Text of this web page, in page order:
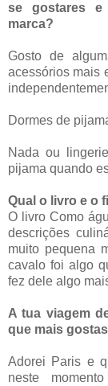
se gostares e
marca?
Gosto de
acessórios mais
Dormes de
Nada ou
pijama quando
Qual o livro e o
O livro Como
descrições
muito pequena
cavalo foi algo
fez dele algo
A tua viagem
que mais
Adorei Paris e
neste